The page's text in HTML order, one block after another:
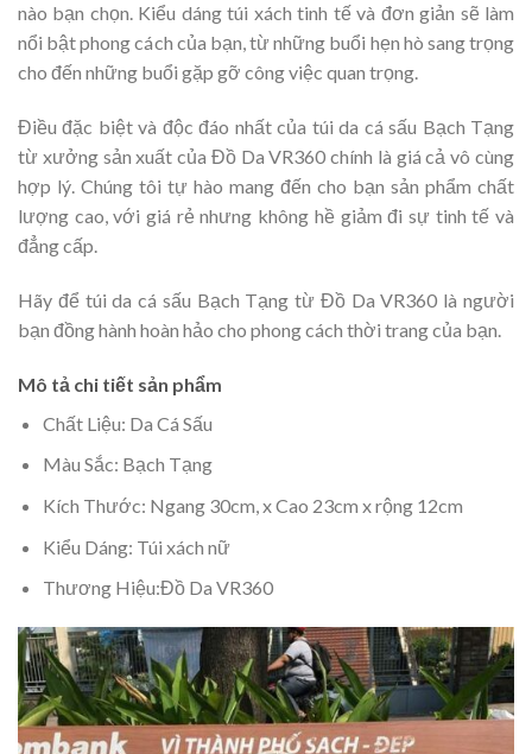
nào bạn chọn. Kiểu dáng túi xách tinh tế và đơn giản sẽ làm
nổi bật phong cách của bạn, từ những buổi hẹn hò sang trọng
cho đến những buổi gặp gỡ công việc quan trọng.
Điều đặc biệt và độc đáo nhất của túi da cá sấu Bạch Tạng
từ xưởng sản xuất của Đồ Da VR360 chính là giá cả vô cùng
hợp lý. Chúng tôi tự hào mang đến cho bạn sản phẩm chất
lượng cao, với giá rẻ nhưng không hề giảm đi sự tinh tế và
đẳng cấp.
Hãy để túi da cá sấu Bạch Tạng từ Đồ Da VR360 là người
bạn đồng hành hoàn hảo cho phong cách thời trang của bạn.
Mô tả chi tiết sản phẩm
Chất Liệu: Da Cá Sấu
Màu Sắc: Bạch Tạng
Kích Thước: Ngang 30cm, x Cao 23cm x rộng 12cm
Kiểu Dáng: Túi xách nữ
Thương Hiệu:Đồ Da VR360